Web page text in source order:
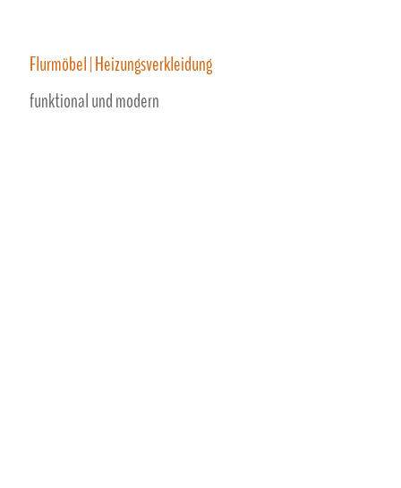
Flurmöbel | Heizungsverkleidung
funktional und modern